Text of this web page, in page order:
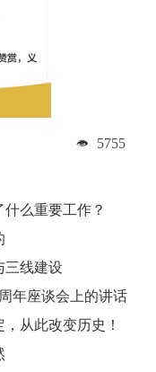
5755
什么重要工作？
线建设
年座谈会上的讲话
从此改变历史！